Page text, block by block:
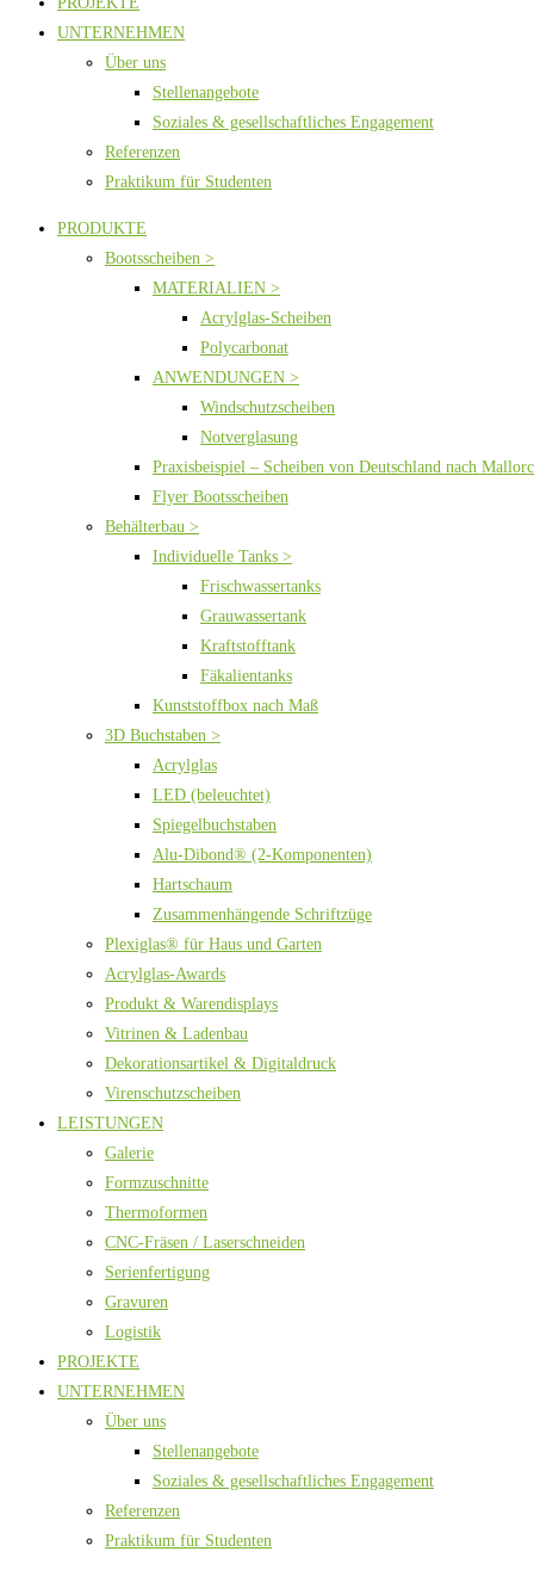
UNTERNEHMEN
Über uns
Stellenangebote
Soziales & gesellschaftliches Engagement
Referenzen
Praktikum für Studenten
PRODUKTE
Bootsscheiben >
MATERIALIEN >
Acrylglas-Scheiben
Polycarbonat
ANWENDUNGEN >
Windschutzscheiben
Notverglasung
Praxisbeispiel – Scheiben von Deutschland nach
Flyer Bootsscheiben
Behälterbau >
Individuelle Tanks >
Frischwassertanks
Grauwassertank
Kraftstofftank
Fäkalientanks
Kunststoffbox nach Maß
3D Buchstaben >
Acrylglas
LED (beleuchtet)
Spiegelbuchstaben
Alu-Dibond® (2-Komponenten)
Hartschaum
Zusammenhängende Schriftzüge
Plexiglas® für Haus und Garten
Acrylglas-Awards
Produkt & Warendisplays
Vitrinen & Ladenbau
Dekorationsartikel & Digitaldruck
Virenschutzscheiben
LEISTUNGEN
Galerie
Formzuschnitte
Thermoformen
CNC-Fräsen / Laserschneiden
Serienfertigung
Gravuren
Logistik
PROJEKTE
UNTERNEHMEN
Über uns
Stellenangebote
Soziales & gesellschaftliches Engagement
Referenzen
Praktikum für Studenten